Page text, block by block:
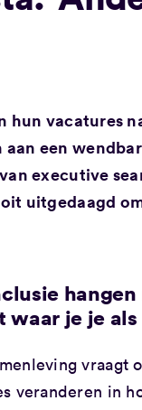
hun vacatures
aan een
executive
uitgedaagd
waar je je
veranderen in